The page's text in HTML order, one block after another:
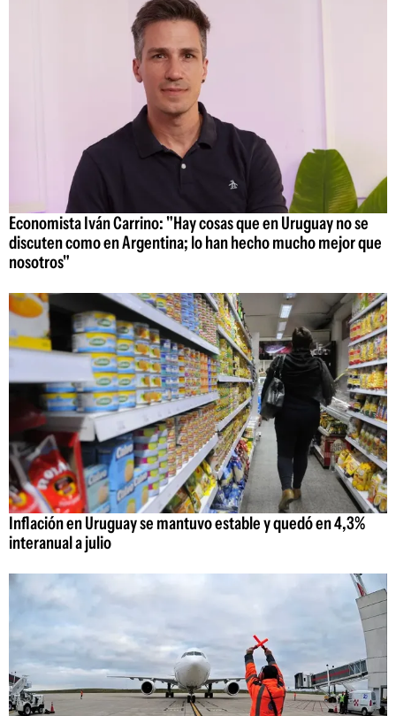
Economista Iván Carrino: "Hay cosas que en Uruguay no se
discuten como en Argentina; lo han hecho mucho mejor que
nosotros"
Inflación en Uruguay se mantuvo estable y quedó en 4,3%
interanual a julio